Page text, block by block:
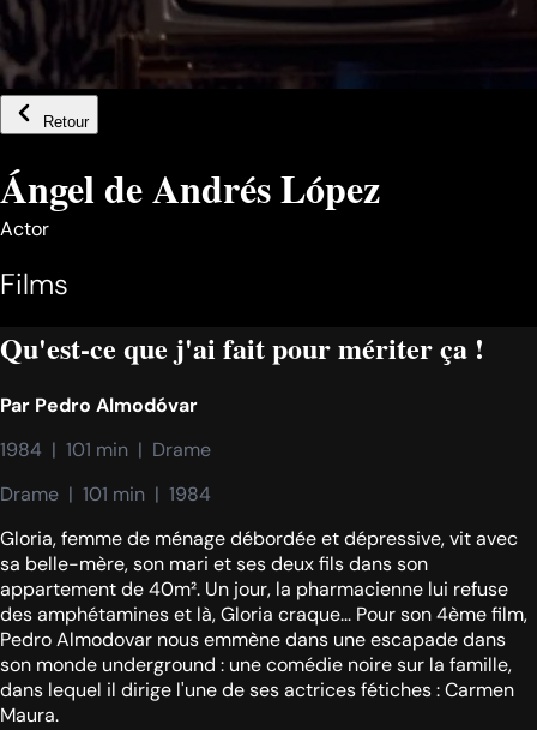
Retour
Ángel de Andrés López
Actor
Films
Qu'est-ce que j'ai fait pour mériter ça !
Par Pedro Almodóvar
1984  |  101 min  |  Drame
Drame  |  101 min  |  1984
Gloria, femme de ménage débordée et dépressive, vit avec
sa belle-mère, son mari et ses deux fils dans son
appartement de 40m². Un jour, la pharmacienne lui refuse
des amphétamines et là, Gloria craque... Pour son 4ème film,
Pedro Almodovar nous emmène dans une escapade dans
son monde underground : une comédie noire sur la famille,
dans lequel il dirige l'une de ses actrices fétiches : Carmen
Maura.